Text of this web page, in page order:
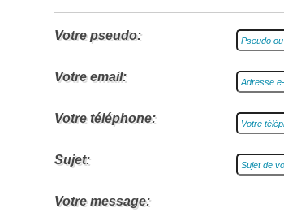
Votre pseudo:
Votre email:
Votre téléphone:
Sujet:
Votre message: